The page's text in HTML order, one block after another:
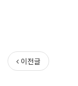
이전글